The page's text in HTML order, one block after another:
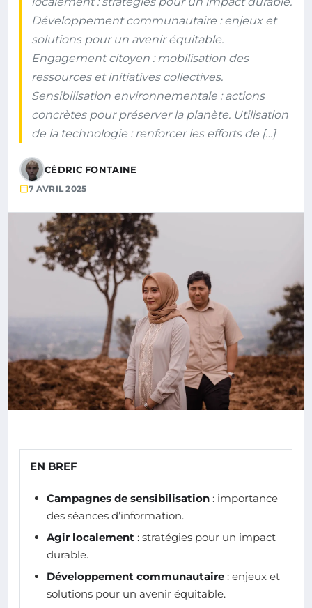
Développement communautaire : enjeux et
solutions pour un avenir équitable.
Engagement citoyen : mobilisation des
ressources et initiatives collectives.
Sensibilisation environnementale : actions
concrètes pour préserver la planète. Utilisation
de la technologie : renforcer les efforts de […]
CÉDRIC FONTAINE
7 AVRIL 2025
EN BREF
Campagnes de sensibilisation : importance
des séances d’information.
Agir localement : stratégies pour un impact
durable.
Développement communautaire : enjeux et
solutions pour un avenir équitable.